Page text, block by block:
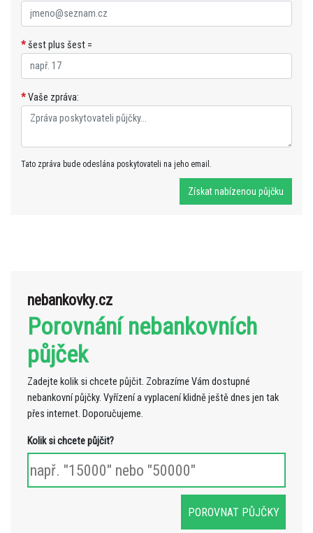
*šest plus šest =
*Vaše zpráva:
Tato zpráva bude odeslána poskytovateli na jeho email.
nebankovky.cz
Porovnání nebankovních
půjček
Zadejte kolik si chcete půjčit. Zobrazíme Vám dostupné
nebankovní půjčky. Vyřízení a vyplacení klidně ještě dnes jen tak
přes internet. Doporučujeme.
Kolik si chcete půjčit?